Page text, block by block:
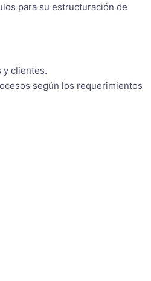
para su estructuración de
y clientes.
según los requerimientos